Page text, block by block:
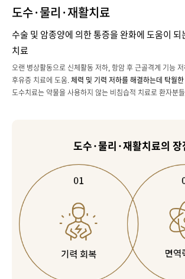
도수·물리·재활치료
수술 및 암종양에 의한 통증을 완화에 도움이
치료
오랜 병상활동으로 신체활동 저하, 항암 후 근골격계 기능
후유증 치료에 도움. 체력 및 기력 저하를 해결하는데 탁월
도수치료는 약물을 사용하지 않는 비침습적 치료로 환자분
도수·물리·재활치료의 장